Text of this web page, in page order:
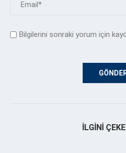
Bilgilerini sonraki yorum için
İLGINI